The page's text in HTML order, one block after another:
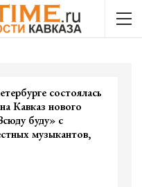
состоялась
Кавказ нового
буду» с
музыкантов,